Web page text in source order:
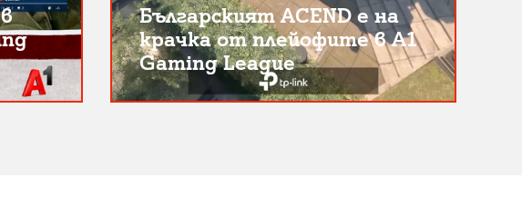
Българският ACEND е на
крачка от плейофите в A1
Gaming League